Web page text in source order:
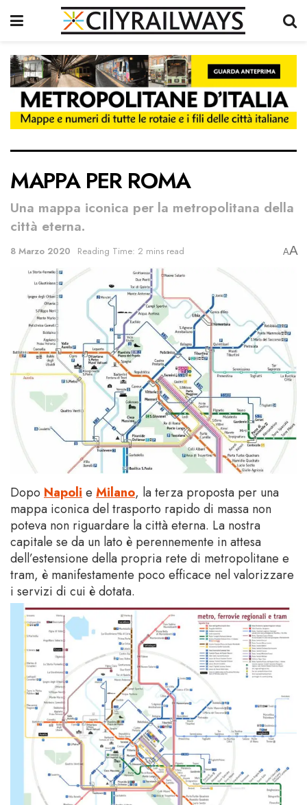
MAPPA PER ROMA
Una mappa iconica per la metropolitana della
città eterna.
8 Marzo 2020 Reading Time: 2 mins read AA
Dopo Napoli e Milano, la terza proposta per una
mappa iconica del trasporto rapido di massa non
poteva non riguardare la città eterna. La nostra
capitale se da un lato è perennemente in attesa
dell’estensione della propria rete di metropolitane e
tram, è manifestamente poco efficace nel valorizzare
i servizi di cui è dotata.